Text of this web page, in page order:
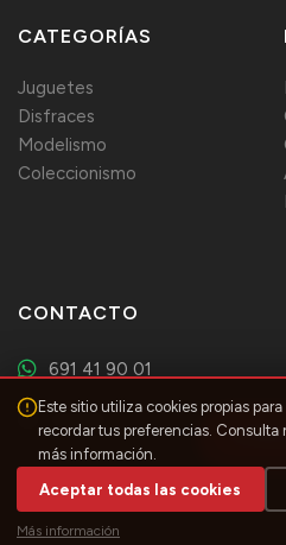
CATEGORÍAS
Juguetes
Disfraces
Modelismo
Coleccionismo
CONTACTO
691 41 90 01
España
© 2026 Juguetes Donaire —
Este sitio utiliza cookies propias
recordar tus preferencias. Consulta
más información.
Aceptar todas las cookies
Más información